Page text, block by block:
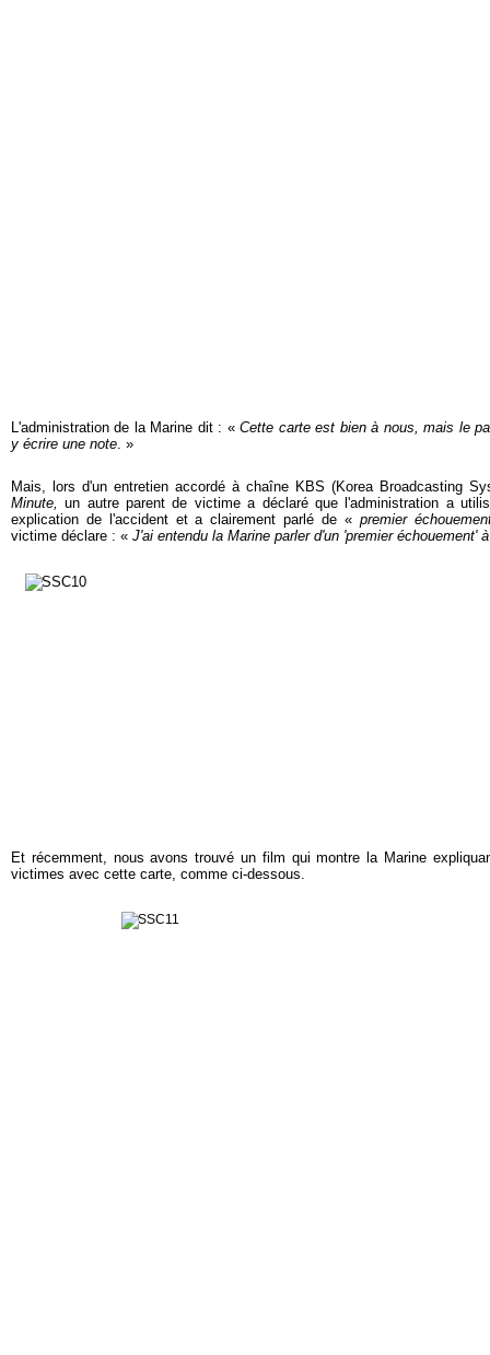
L'administration de la Marine dit : «Cette carte est bien à nous, mais le
y écrire une note. »
Mais, lors d'un entretien accordé à chaîne KBS (Korea Broadcasting
Minute, un autre parent de victime a déclaré que l'administration a
explication de l'accident et a clairement parlé de « premier
victime déclare : « J'ai entendu la Marine parler d'un 'premier échouement'
Et récemment, nous avons trouvé un film qui montre la Marine
victimes avec cette carte, comme ci-dessous.